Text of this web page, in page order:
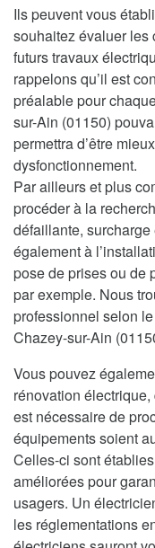
Ils peuvent vous
souhaitez évaluer les
futurs travaux
rappelons qu’il est
préalable pour
sur-Ain (01150)
permettra d’être
dysfonctionnement.
Par ailleurs et plus
procéder à la
défaillante,
également à
pose de prises ou de
par exemple. Nous
professionnel selon
Chazey-sur-Ain
Vous pouvez
rénovation
est nécessaire de
équipements soient
Celles-ci sont
améliorées pour
usagers. Un
les réglementations